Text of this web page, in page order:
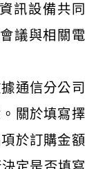
訊設備共同
議與相關電
通信分公司
關於填寫擇
於訂購金額